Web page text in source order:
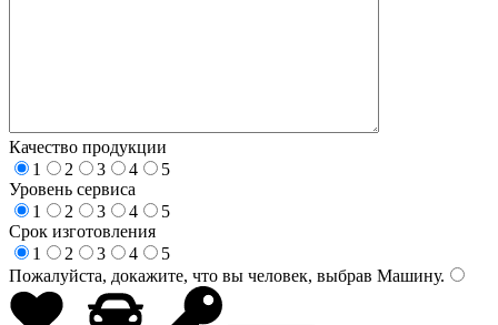
Качество продукции
1
2 3 4
5
Уровень сервиса
1
2 3 4
5
Срок изготовления
1
2 3 4
5
Пожалуйста, докажите, что вы человек, выбрав Машину.